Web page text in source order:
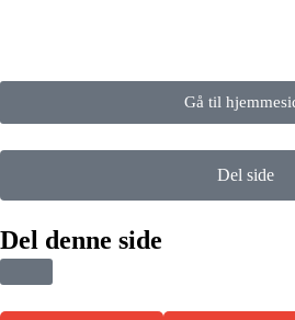
Gå til
Del side
Del denne side